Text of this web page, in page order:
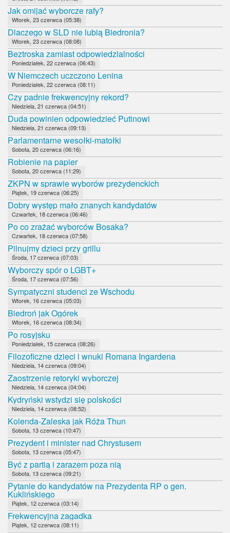
Jak omijać wyborcze rafy?
Wtorek, 23 czerwca (05:38)
Dlaczego w SLD nie lubią Biedronia?
Wtorek, 23 czerwca (08:08)
Beztroska zamiast odpowiedzialności
Poniedziałek, 22 czerwca (06:43)
W Niemczech uczczono Lenina
Poniedziałek, 22 czerwca (08:11)
Czy padnie frekwencyjny rekord?
Niedziela, 21 czerwca (04:51)
Duda powinien odpowiedzieć Putinowi
Niedziela, 21 czerwca (09:13)
Parlamentarne wesołki-matołki
Sobota, 20 czerwca (06:16)
Robienie na papier
Sobota, 20 czerwca (11:29)
ZKPN w sprawie wyborów prezydenckich
Piątek, 19 czerwca (06:25)
Dobry występ mało znanych kandydatów
Czwartek, 18 czerwca (06:46)
Po co zrażać wyborców Bosaka?
Czwartek, 18 czerwca (07:58)
Pilnujmy dzieci przy grillu
Środa, 17 czerwca (07:03)
Wyborczy spór o LGBT+
Środa, 17 czerwca (07:56)
Sympatyczni studenci ze Wschodu
Wtorek, 16 czerwca (05:03)
Biedroń jak Ogórek
Wtorek, 16 czerwca (08:34)
Po rosyjsku
Poniedziałek, 15 czerwca (08:26)
Filozoficzne dzieci i wnuki Romana Ingardena
Niedziela, 14 czerwca (09:04)
Zaostrzenie retoryki wyborczej
Niedziela, 14 czerwca (04:04)
Kydryński wstydzi się polskości
Niedziela, 14 czerwca (08:52)
Kolenda-Zaleska jak Róża Thun
Sobota, 13 czerwca (10:47)
Prezydent i minister nad Chrystusem
Sobota, 13 czerwca (05:47)
Być z partią i zarazem poza nią
Sobota, 13 czerwca (09:21)
Pytanie do kandydatów na Prezydenta RP o gen.
Kuklińskiego
Piątek, 12 czerwca (03:14)
Frekwencyjna zagadka
Piątek, 12 czerwca (08:11)